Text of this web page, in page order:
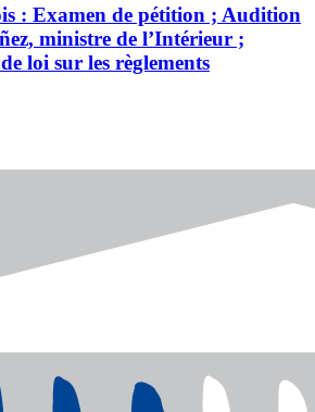
: Examen de pétition ; Audition
ministre de l’Intérieur ;
loi sur les règlements